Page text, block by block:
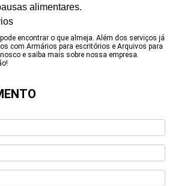
alimentares.
encontrar o que almeja. Além dos serviços já
com Armários para escritórios e Arquivos para
e saiba mais sobre nossa empresa.